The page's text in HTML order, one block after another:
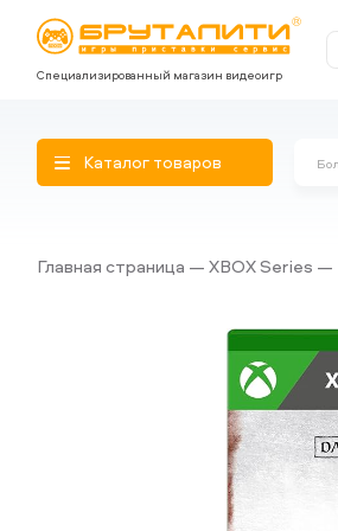
Специализированный магазин видеоигр
Каталог товаров
Главная страница XBOX Series